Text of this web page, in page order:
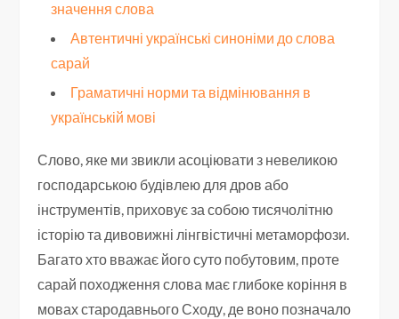
значення слова
Автентичні українські синоніми до слова
сарай
Граматичні норми та відмінювання в
українській мові
Слово, яке ми звикли асоціювати з невеликою
господарською будівлею для дров або
інструментів, приховує за собою тисячолітню
історію та дивовижні лінгвістичні метаморфози.
Багато хто вважає його суто побутовим, проте
сарай походження слова має глибоке коріння в
мовах стародавнього Сходу, де воно позначало